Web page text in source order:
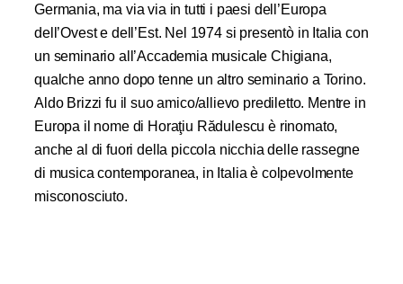
Germania, ma via via in tutti i paesi dell’Europa
dell’Ovest e dell’Est. Nel 1974 si presentò in Italia con
un seminario all’Accademia musicale Chigiana,
qualche anno dopo tenne un altro seminario a Torino.
Aldo Brizzi fu il suo amico/allievo prediletto. Mentre in
Europa il nome di Horaţiu Rădulescu è rinomato,
anche al di fuori della piccola nicchia delle rassegne
di musica contemporanea, in Italia è colpevolmente
misconosciuto.